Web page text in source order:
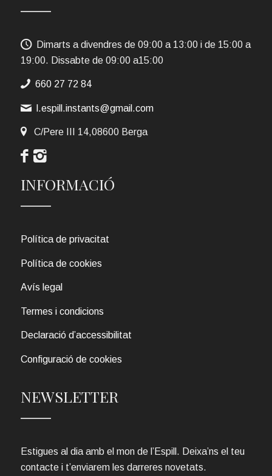
Dimarts a divendres de 09:00 a 13:00 i de 15:00 a
19:00. Dissabte de 09:00 a15:00
660 27 72 84
l.espill.instants@gmail.com
C/Pere III 14,08600 Berga
INFORMACIÓ
Política de privacitat
Política de cookies
Avís legal
Termes i condicions
Declaració d’accessibilitat
Configuració de cookies
NEWSLETTER
Estigues al dia amb el mon de l’Espill. Deixa’ns el teu
contacte i t’enviarem les darreres novetats.